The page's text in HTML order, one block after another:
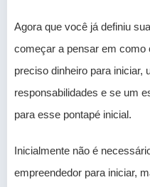
Agora que você já definiu
começar a pensar em
preciso dinheiro para iniciar,
responsabilidades e se um
para esse pontapé inicial.
Inicialmente não é
empreendedor para iniciar,